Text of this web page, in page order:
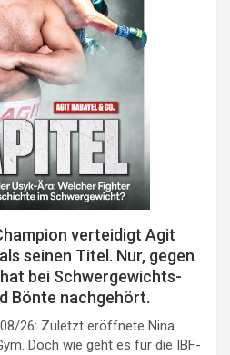
verteidigt Agit
seinen Titel. Nur, gegen
hat bei Schwergewichts-
Bönte nachgehört.
08/26: Zuletzt eröffnete Nina
Doch wie geht es für die IBF-